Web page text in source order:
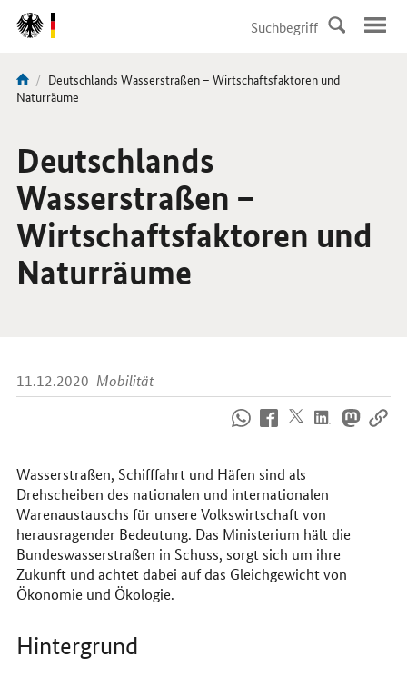
DirektZu:
Navigation
Sie
sind
Aktuelle
Seite:
Deutschlands Wasserstraßen – Wirtschaftsfaktoren und
Naturräume
Deutschlands
Wasserstraßen –
Wirtschaftsfaktoren und
Naturräume
11.12.2020 Mobilität
uns
im
Internet
Wasserstraßen, Schifffahrt und Häfen sind als
Drehscheiben des nationalen und internationalen
Warenaustauschs für unsere Volkswirtschaft von
herausragender Bedeutung. Das Ministerium hält die
Bundeswasserstraßen in Schuss, sorgt sich um ihre
Zukunft und achtet dabei auf das Gleichgewicht von
Ökonomie und Ökologie.
Hintergrund